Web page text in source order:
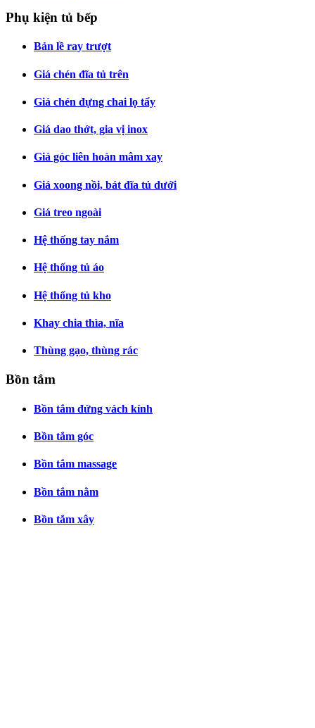
Phụ kiện tủ bếp
Bản lề ray trượt
Giá chén đĩa tủ trên
Giá chén đựng chai lọ tẩy
Giá dao thớt, gia vị inox
Giá góc liên hoàn mâm xay
Giá xoong nồi, bát đĩa tủ dưới
Giá treo ngoài
Hệ thống tay nắm
Hệ thống tủ áo
Hệ thống tủ kho
Khay chia thìa, nĩa
Thùng gạo, thùng rác
Bồn tắm
Bồn tắm đứng vách kính
Bồn tắm góc
Bồn tắm massage
Bồn tắm nằm
Bồn tắm xây